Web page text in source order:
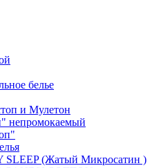
белье
и Мулетон
непромокаемый
SLEEP (Жатый Микросатин )